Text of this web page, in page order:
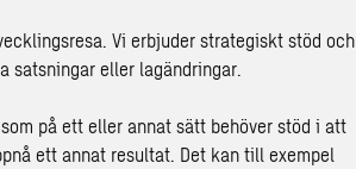
Vi erbjuder strategiskt stöd och
satsningar eller lagändringar.
på ett eller annat sätt behöver stöd i att
ett annat resultat. Det kan till exempel